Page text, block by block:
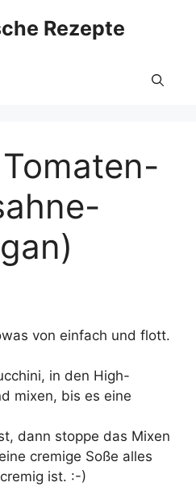
Rezepte
von einfach und flott.
in den High-
mixen, bis es eine
dann stoppe das Mixen
cremige Soße alles
ist. :-)